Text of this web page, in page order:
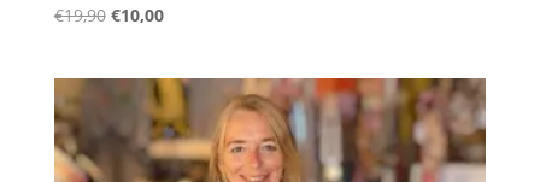
€19,90 Ursprünglicher
€19,90
€10,00Aktueller
€10,00.